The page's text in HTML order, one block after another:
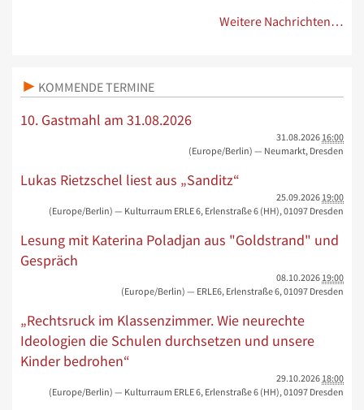
Weitere Nachrichten…
KOMMENDE TERMINE
10. Gastmahl am 31.08.2026
31.08.2026 16:00
(Europe/Berlin) — Neumarkt, Dresden
Lukas Rietzschel liest aus „Sanditz“
25.09.2026 19:00
(Europe/Berlin) — Kulturraum ERLE 6, Erlenstraße 6 (HH), 01097 Dresden
Lesung mit Katerina Poladjan aus "Goldstrand" und
Gespräch
08.10.2026 19:00
(Europe/Berlin) — ERLE6, Erlenstraße 6, 01097 Dresden
„Rechtsruck im Klassenzimmer. Wie neurechte
Ideologien die Schulen durchsetzen und unsere
Kinder bedrohen“
29.10.2026 18:00
(Europe/Berlin) — Kulturraum ERLE 6, Erlenstraße 6 (HH), 01097 Dresden